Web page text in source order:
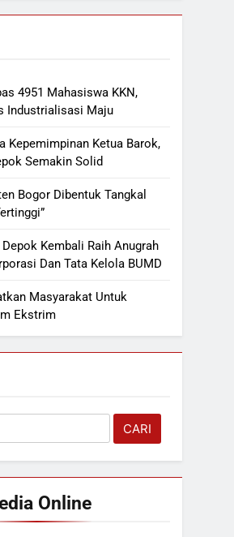
4951 Mahasiswa KKN,
Industrialisasi Maju
Kepemimpinan Ketua Barok,
Semakin Solid
Bogor Dibentuk Tangkal
Kembali Raih Anugrah
Dan Tata Kelola BUMD
Masyarakat Untuk
Ekstrim
Online